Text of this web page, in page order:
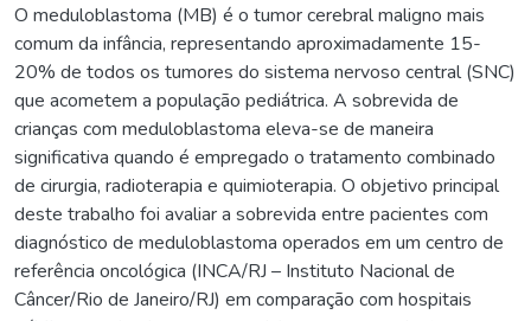
O meduloblastoma (MB) é o tumor cerebral maligno mais
comum da infância, representando aproximadamente 15-
20% de todos os tumores do sistema nervoso central (SNC)
que acometem a população pediátrica. A sobrevida de
crianças com meduloblastoma eleva-se de maneira
significativa quando é empregado o tratamento combinado
de cirurgia, radioterapia e quimioterapia. O objetivo principal
deste trabalho foi avaliar a sobrevida entre pacientes com
diagnóstico de meduloblastoma operados em um centro de
referência oncológica (INCA/RJ – Instituto Nacional de
Câncer/Rio de Janeiro/RJ) em comparação com hospitais